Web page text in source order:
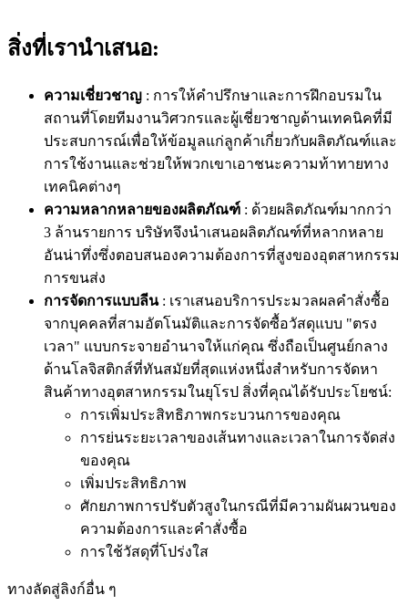
สิ่งที่เรานำเสนอ:
ความเชี่ยวชาญ : การให้คำปรึกษาและการฝึกอบรมใน
สถานที่โดยทีมงานวิศวกรและผู้เชี่ยวชาญด้านเทคนิคที่มี
ประสบการณ์เพื่อให้ข้อมูลแก่ลูกค้าเกี่ยวกับผลิตภัณฑ์และ
การใช้งานและช่วยให้พวกเขาเอาชนะความท้าทายทาง
เทคนิคต่างๆ
ความหลากหลายของผลิตภัณฑ์ : ด้วยผลิตภัณฑ์มากกว่า
3 ล้านรายการ บริษัทจึงนำเสนอผลิตภัณฑ์ที่หลากหลาย
อันน่าทึ่งซึ่งตอบสนองความต้องการที่สูงของอุตสาหกรรม
การขนส่ง
การจัดการแบบลีน: เราเสนอบริการประมวลผลคำสั่งซื้อ
จากบุคคลที่สามอัตโนมัติและการจัดซื้อวัสดุแบบ "ตรง
เวลา" แบบกระจายอำนาจให้แก่คุณ ซึ่งถือเป็นศูนย์กลาง
ด้านโลจิสติกส์ที่ทันสมัยที่สุดแห่งหนึ่งสำหรับการจัดหา
สินค้าทางอุตสาหกรรมในยุโรป สิ่งที่คุณได้รับประโยชน์:
การเพิ่มประสิทธิภาพกระบวนการของคุณ
การย่นระยะเวลาของเส้นทางและเวลาในการจัดส่ง
ของคุณ
เพิ่มประสิทธิภาพ
ศักยภาพการปรับตัวสูงในกรณีที่มีความผันผวนของ
ความต้องการและคำสั่งซื้อ
การใช้วัสดุที่โปร่งใส
ทางลัดสู่ลิงก์อื่น ๆ